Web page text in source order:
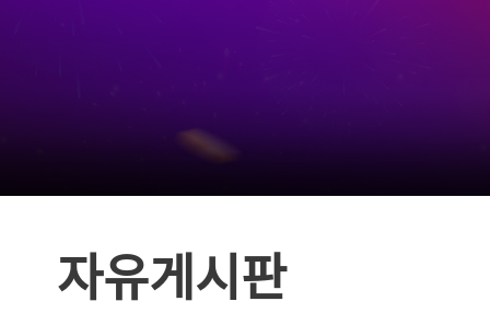
자유게시판